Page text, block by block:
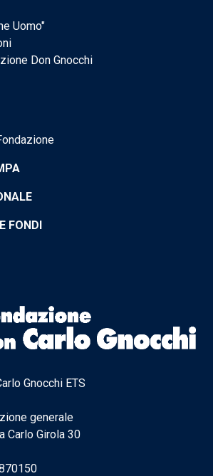
Uomo"
Don Gnocchi
FONDI
Gnocchi ETS
generale
Carlo Girola 30